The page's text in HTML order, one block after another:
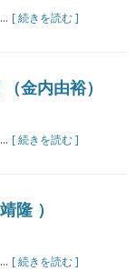
[ 続きを読む ]
金内由裕）
[ 続きを読む ]
隆 ）
[ 続きを読む ]